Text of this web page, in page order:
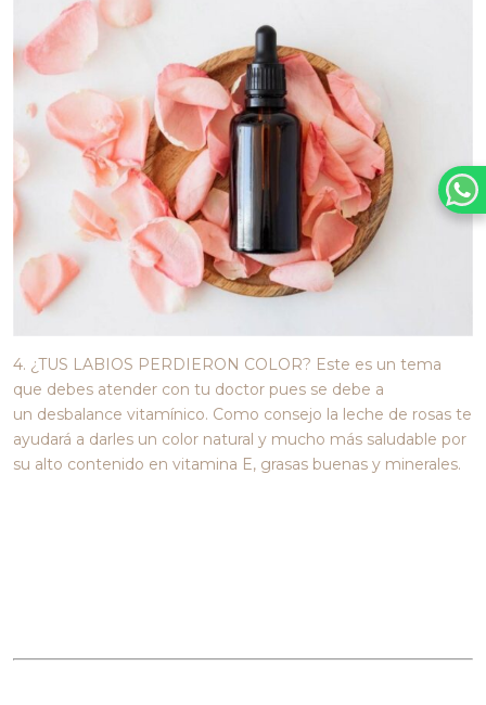
4. ¿TUS LABIOS PERDIERON COLOR? Este es un tema
que debes atender con tu doctor pues se debe a
un desbalance vitamínico. Como consejo la leche de rosas te
ayudará a darles un color natural y mucho más saludable por
su alto contenido en vitamina E, grasas buenas y minerales.